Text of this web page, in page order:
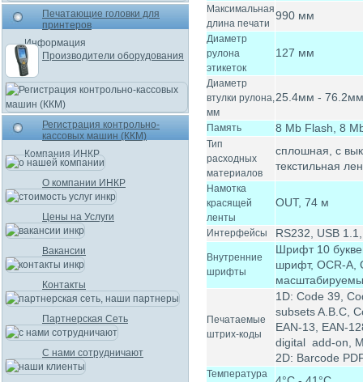
Максимальная
длина печати
990 мм
Диаметр
рулона
этикеток
127 мм
Диаметр
втулки рулона,
мм
25.4мм -
Память 8 Mb Flash, 8
Тип
расходных
материалов
сплошная, с
текстильная
Намотка
красящей
ленты
OUT, 74 м
Интерфейсы RS232, USB
Внутренние
шрифты
Шрифт 10
шрифт, OCR-A,
Печатаемые
штрих-коды
1D: Сode 39,
subsets A.B.C,
EAN-13, EAN-
digital add-on,
2D: Barcode
Температура
Печатающие головки для
принтеров
Информация
Производители оборудования
Регистрация контрольно-
кассовых машин (ККМ)
Компания ИНКР
О компании ИНКР
Цены на Услуги
Вакансии
Контакты
Партнерская Сеть
С нами сотрудничают